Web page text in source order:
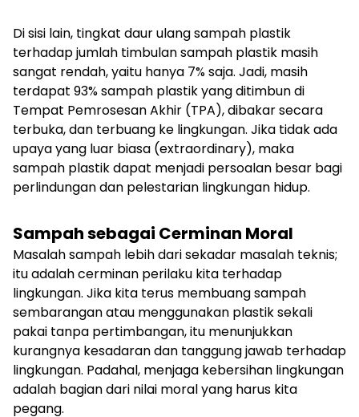
Di sisi lain, tingkat daur ulang sampah plastik
terhadap jumlah timbulan sampah plastik masih
sangat rendah, yaitu hanya 7% saja. Jadi, masih
terdapat 93% sampah plastik yang ditimbun di
Tempat Pemrosesan Akhir (TPA), dibakar secara
terbuka, dan terbuang ke lingkungan. Jika tidak ada
upaya yang luar biasa (extraordinary), maka
sampah plastik dapat menjadi persoalan besar bagi
perlindungan dan pelestarian lingkungan hidup.
Sampah sebagai Cerminan Moral
Masalah sampah lebih dari sekadar masalah teknis;
itu adalah cerminan perilaku kita terhadap
lingkungan. Jika kita terus membuang sampah
sembarangan atau menggunakan plastik sekali
pakai tanpa pertimbangan, itu menunjukkan
kurangnya kesadaran dan tanggung jawab terhadap
lingkungan. Padahal, menjaga kebersihan lingkungan
adalah bagian dari nilai moral yang harus kita
pegang.